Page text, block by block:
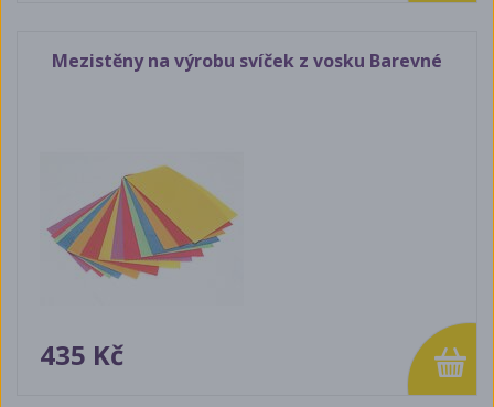
Mezistěny na výrobu svíček z vosku Barevné
435 Kč